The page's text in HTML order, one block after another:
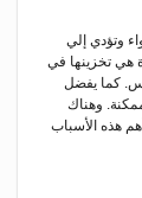
وتؤدي إلي
هي تخزينها في
كما يفضل
وهناك
هذه الأسباب